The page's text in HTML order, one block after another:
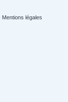
Mentions légales